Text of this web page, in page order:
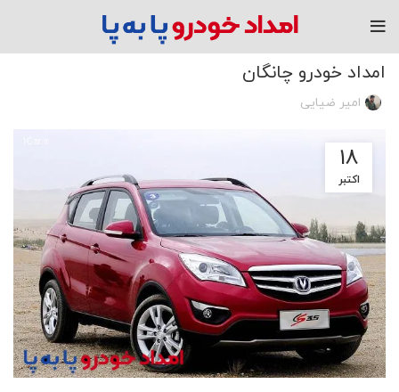
مقاله
امداد خودرو چانگان
امیر ضیایی
18
اکتبر